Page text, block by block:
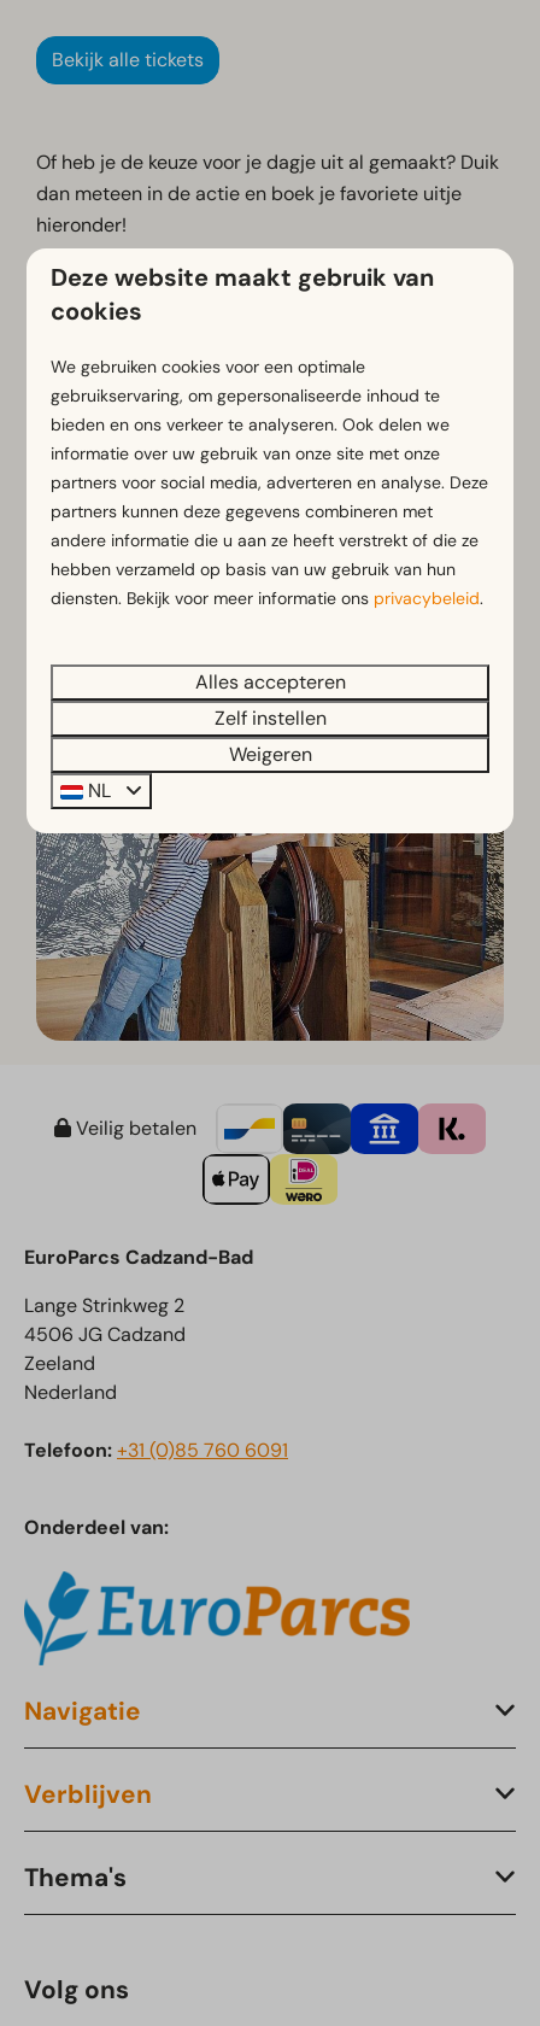
Bekijk alle tickets
Of heb je de keuze voor je dagje uit al gemaakt? Duik
dan meteen in de actie en boek je favoriete uitje
hieronder!
Deltapark Neeltje Jans
Maritiem Muzeeum Zeeland
Veilig betalen
EuroParcs Cadzand-Bad
Lange Strinkweg 2
4506 JG Cadzand
Zeeland
Nederland
Telefoon:+31 (0)85 760 6091
Onderdeel van:
Navigatie
Verblijven
Thema's
Volg ons
Deze website maakt gebruik van
cookies
We gebruiken cookies voor een optimale
gebruikservaring, om gepersonaliseerde inhoud te
bieden en ons verkeer te analyseren. Ook delen we
informatie over uw gebruik van onze site met onze
partners voor social media, adverteren en analyse. Deze
partners kunnen deze gegevens combineren met
andere informatie die u aan ze heeft verstrekt of die ze
hebben verzameld op basis van uw gebruik van hun
diensten. Bekijk voor meer informatie ons privacybeleid.
Alles accepteren
Zelf instellen
Weigeren
NL